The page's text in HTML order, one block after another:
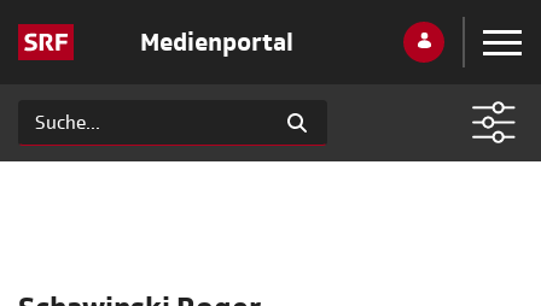
Medienportal